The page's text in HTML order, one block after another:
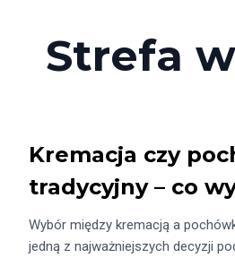
Strefa
Kremacja czy
tradycyjny – co
Wybór między kremacją a
jedną z najważniejszych decyzji